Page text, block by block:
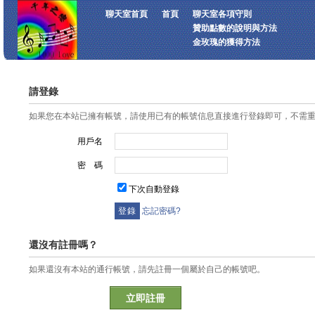
聊天室首頁 首頁
聊天室各項守則
贊助點數的說明與方法
金玫瑰的獲得方法
請登錄
如果您在本站已擁有帳號，請使用已有的帳號信息直接進行登錄即可，不需
用戶名
密 碼
下次自動登錄
忘記密碼?
還沒有註冊嗎？
如果還沒有本站的通行帳號，請先註冊一個屬於自己的帳號吧。
立即註冊